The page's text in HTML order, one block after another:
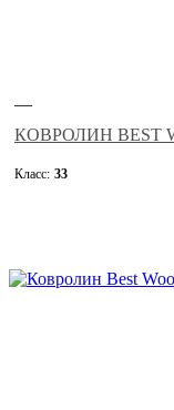
—
КОВРОЛИН BEST
Класс: 33